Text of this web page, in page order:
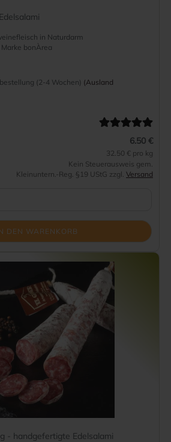
in Naturdarm
bonÀrea
(2-4 Wochen) (Ausland
6.50 €
32.50 € pro kg
Kein Steuerausweis gem.
Kleinuntern.-Reg. §19 UStG zzgl. Versand
DEN WARENKORB
- handgefertigte Edelsalami